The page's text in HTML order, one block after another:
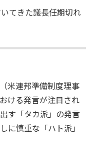
てきた議長任期切れ
米連邦準備制度理事
ける発言が注目され
す「タカ派」の発言
に慎重な「ハト派」